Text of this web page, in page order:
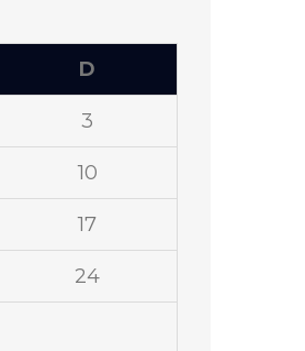
D
3
10
17
24